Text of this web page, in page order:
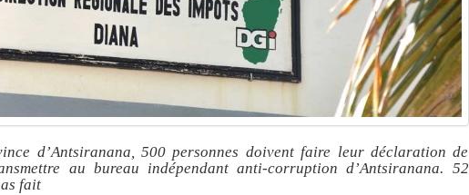
d’Antsiranana, 500 personnes doivent faire leur déclaration de
au bureau indépendant anti-corruption d’Antsiranana. 52
fait